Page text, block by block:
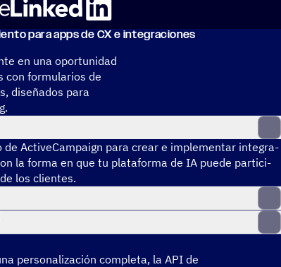
para apps de CX e inte­gra­cio­nes
en una oportunidad
con formularios de
diseñados para
de ActiveCampaign para crear e imple­men­tar inte­gra­
la forma en que tu plata­forma de IA puede parti­ci­
los clientes.
perso­na­li­za­ción completa, la API de